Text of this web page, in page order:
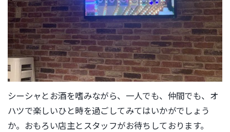
シーシャとお酒を嗜みながら、一人でも、仲間でも、オ
ハツで楽しいひと時を過ごしてみてはいかがでしょう
か。おもろい店主とスタッフがお待ちしております。